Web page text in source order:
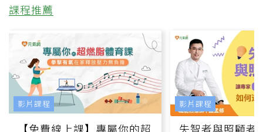
課程推薦
【免費線上課】專屬你的超
影片課程
失智者與照顧者
影片課程